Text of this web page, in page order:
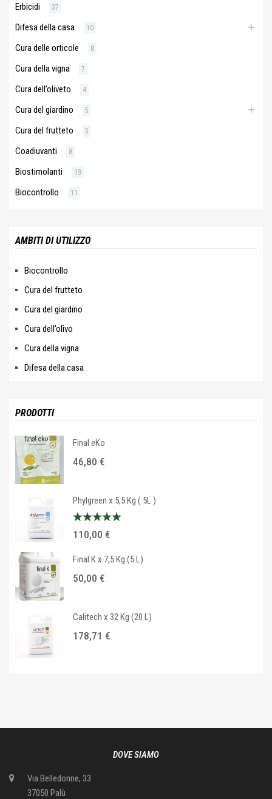
Erbicidi 37
Difesa della casa 10
Cura delle orticole 8
Cura della vigna 7
Cura dell’oliveto 4
Cura del giardino 5
Cura del frutteto 5
Coadiuvanti 8
Biostimolanti 19
Biocontrollo 11
AMBITI DI UTILIZZO
Biocontrollo
Cura del frutteto
Cura del giardino
Cura dell’olivo
Cura della vigna
Difesa della casa
PRODOTTI
Final eKo
46,80 €
Phylgreen x 5,5 Kg ( 5L )
Valutato
5.00su 5
110,00 €
Final K x 7,5 Kg (5 L)
50,00 €
Calitech x 32 Kg (20 L)
178,71 €
DOVE SIAMO
Via Belledonne, 33
37050 Palù